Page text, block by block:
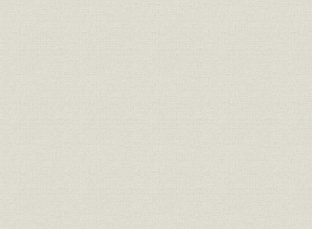
空襲下の目黒・岡崎両工場でのペニシリン製造
目黒・岡崎工場の被災
戦争末期の万有製薬
海外諸事業所と引揚げ
5. 戦後復興とペニシリン製造の躍進
戦後経済の復興と製薬業
ペニシリン製造ブーム
終戦直後の万有製薬と北薬商事の設立